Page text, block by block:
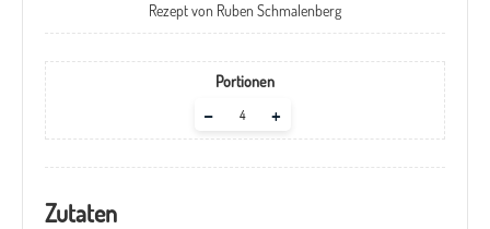
Rezept von Ruben Schmalenberg
Portionen
Adjust
+
–
Zutaten